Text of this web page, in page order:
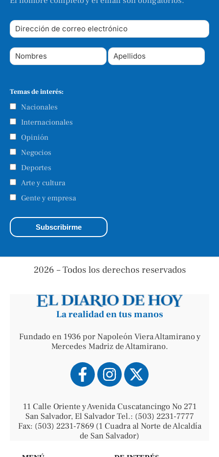
Temas de interés:
Nacionales
Internacionales
Opinión
Negocios
Deportes
Arte y cultura
Gente y empresa
2026 – Todos los derechos reservados
La realidad en tus manos
Fundado en 1936 por Napoleón Viera Altamirano y
Mercedes Madriz de Altamirano.
11 Calle Oriente y Avenida Cuscatancingo No 271
San Salvador, El Salvador Tel.: (503) 2231-7777
Fax: (503) 2231-7869 (1 Cuadra al Norte de Alcaldía
de San Salvador)